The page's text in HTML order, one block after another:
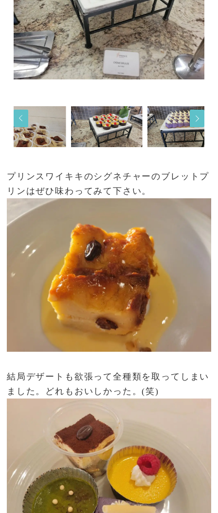
プリンスワイキキのシグネチャーのブレットプ
リンはぜひ味わってみて下さい。
結局デザートも欲張って全種類を取ってしまい
ました。どれもおいしかった。(笑)